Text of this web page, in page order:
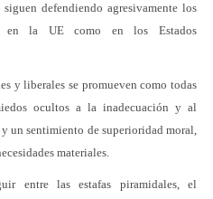
defendiendo agresivamente los
en la UE como en los Estados
y liberales se promueven como todas
ocultos a la inadecuación y al
un sentimiento de superioridad moral,
materiales.
entre las estafas piramidales, el